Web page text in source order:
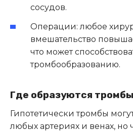
сосудов.
Операции: любое
вмешательство
что может
тромбообразованию.
Где образуются
Гипотетически тромбы
любых артериях и венах, но